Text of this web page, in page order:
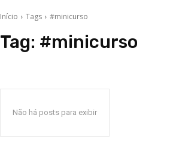
Início Tags #minicurso
Tag: #minicurso
Não há posts para exibir